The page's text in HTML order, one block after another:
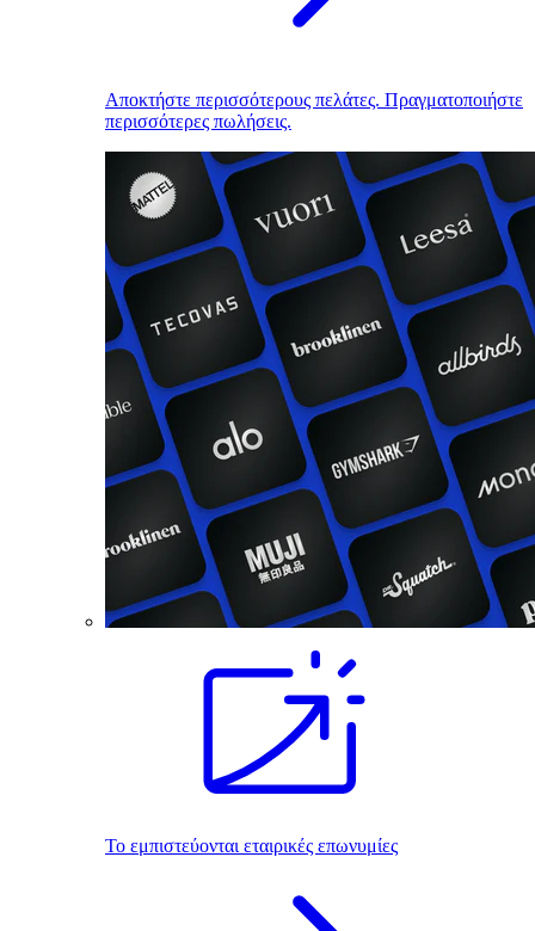
Αποκτήστε περισσότερους πελάτες. Πραγματοποιήστε
περισσότερες πωλήσεις.
Το εμπιστεύονται εταιρικές επωνυμίες